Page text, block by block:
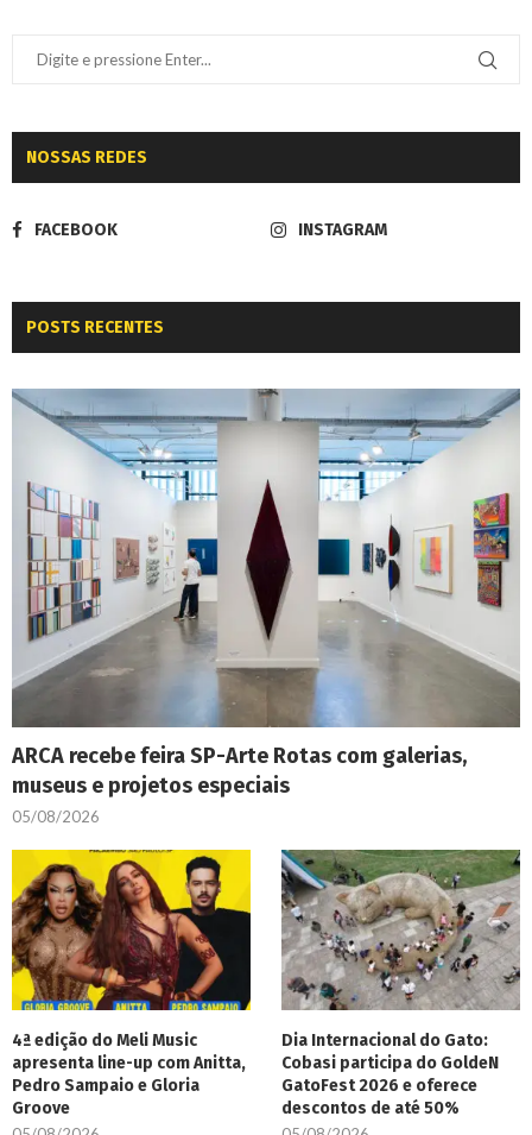
NOSSAS REDES
FACEBOOK INSTAGRAM
POSTS RECENTES
ARCA recebe feira SP-Arte Rotas com galerias,
museus e projetos especiais
05/08/2026
4ª edição do Meli Music
apresenta line-up com Anitta,
Pedro Sampaio e Gloria
Groove
Dia Internacional do Gato:
Cobasi participa do GoldeN
GatoFest 2026 e oferece
descontos de até 50%